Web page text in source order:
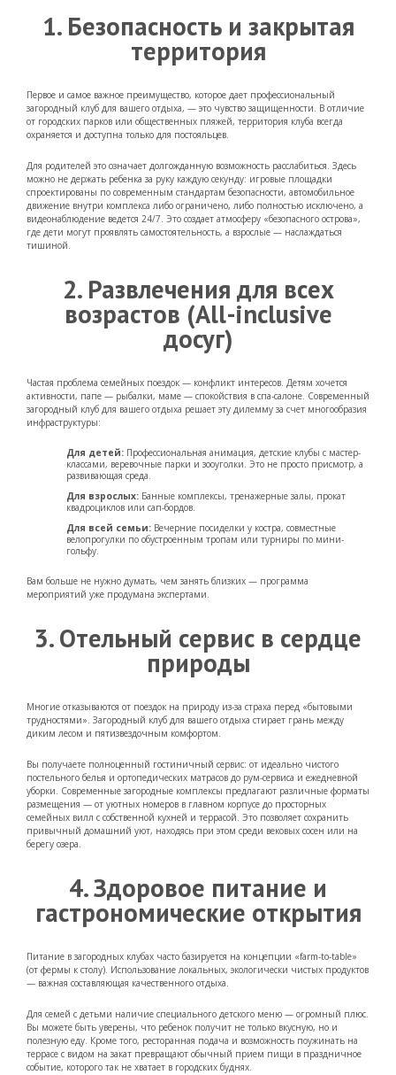
1. Безопасность и закрытая
территория
Первое и самое важное преимущество, которое дает профессиональный
загородный клуб для вашего отдыха, — это чувство защищенности. В отличие
от городских парков или общественных пляжей, территория клуба всегда
охраняется и доступна только для постояльцев.
Для родителей это означает долгожданную возможность расслабиться. Здесь
можно не держать ребенка за руку каждую секунду: игровые площадки
спроектированы по современным стандартам безопасности, автомобильное
движение внутри комплекса либо ограничено, либо полностью исключено, а
видеонаблюдение ведется 24/7. Это создает атмосферу «безопасного острова»,
где дети могут проявлять самостоятельность, а взрослые — наслаждаться
тишиной.
2. Развлечения для всех
возрастов (All-inclusive
досуг)
Частая проблема семейных поездок — конфликт интересов. Детям хочется
активности, папе — рыбалки, маме — спокойствия в спа-салоне. Современный
загородный клуб для вашего отдыха решает эту дилемму за счет многообразия
инфраструктуры:
Для детей: Профессиональная анимация, детские клубы с мастер-
классами, веревочные парки и зооуголки. Это не просто присмотр, а
развивающая среда.
Для взрослых: Банные комплексы, тренажерные залы, прокат
квадроциклов или сап-бордов.
Для всей семьи: Вечерние посиделки у костра, совместные
велопрогулки по обустроенным тропам или турниры по мини-
гольфу.
Вам больше не нужно думать, чем занять близких — программа
мероприятий уже продумана экспертами.
3. Отельный сервис в сердце
природы
Многие отказываются от поездок на природу из-за страха перед «бытовыми
трудностями». Загородный клуб для вашего отдыха стирает грань между
диким лесом и пятизвездочным комфортом.
Вы получаете полноценный гостиничный сервис: от идеально чистого
постельного белья и ортопедических матрасов до рум-сервиса и ежедневной
уборки. Современные загородные комплексы предлагают различные форматы
размещения — от уютных номеров в главном корпусе до просторных
семейных вилл с собственной кухней и террасой. Это позволяет сохранить
привычный домашний уют, находясь при этом среди вековых сосен или на
берегу озера.
4. Здоровое питание и
гастрономические открытия
Питание в загородных клубах часто базируется на концепции «farm-to-table»
(от фермы к столу). Использование локальных, экологически чистых продуктов
— важная составляющая качественного отдыха.
Для семей с детьми наличие специального детского меню — огромный плюс.
Вы можете быть уверены, что ребенок получит не только вкусную, но и
полезную еду. Кроме того, ресторанная подача и возможность поужинать на
террасе с видом на закат превращают обычный прием пищи в праздничное
событие, которого так не хватает в городских буднях.